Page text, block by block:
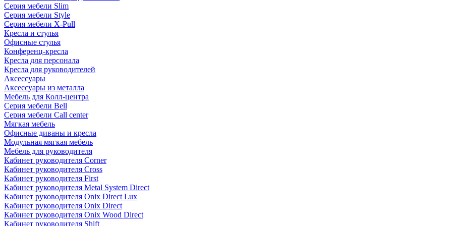
Серия мебели Slim
Серия мебели Style
Серия мебели X-Pull
Кресла и стулья
Офисные стулья
Конференц-кресла
Кресла для персонала
Кресла для руководителей
Аксессуары
Аксессуары из металла
Мебель для Колл-центра
Серия мебели Bell
Серия мебели Call center
Мягкая мебель
Офисные диваны и кресла
Модульная мягкая мебель
Мебель для руководителя
Кабинет руководителя Corner
Кабинет руководителя Cross
Кабинет руководителя First
Кабинет руководителя Metal System Direct
Кабинет руководителя Onix Direct Lux
Кабинет руководителя Onix Direct
Кабинет руководителя Onix Wood Direct
Кабинет руководителя Shift